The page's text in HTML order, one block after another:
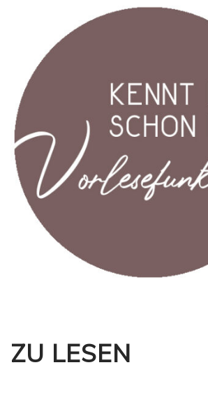
ZU LESEN